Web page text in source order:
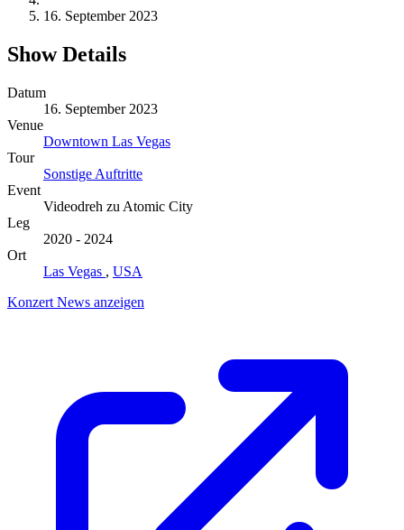
16. September 2023
Show Details
Datum
16. September 2023
Venue
Downtown Las Vegas
Tour
Sonstige Auftritte
Event
Videodreh zu Atomic City
Leg
2020 - 2024
Ort
Las Vegas , USA
Konzert News anzeigen